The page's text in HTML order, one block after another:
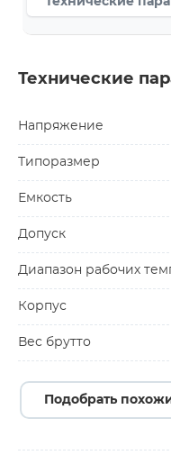
Технические
Напряжение
Типоразмер
Емкость
Допуск
Диапазон рабочих
Корпус
Вес брутто
Подобрать